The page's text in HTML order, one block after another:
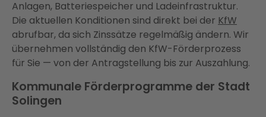
Anlagen, Batteriespeicher und Ladeinfrastruktur.
Die aktuellen Konditionen sind direkt bei der KfW
abrufbar, da sich Zinssätze regelmäßig ändern. Wir
übernehmen vollständig den KfW-Förderprozess
für Sie — von der Antragstellung bis zur Auszahlung.
Kommunale Förderprogramme der Stadt
Solingen